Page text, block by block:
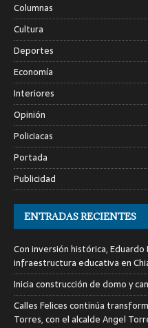
Columnas
Cultura
Deportes
Economía
Interiores
Opinión
Policiacas
Portada
Publicidad
ENTRADAS RECIENTES
Con inversión histórica,
infraestructura educativa en
Inicia construcción de domo y
Calles Felices continúa
Torres, con el alcalde Angel